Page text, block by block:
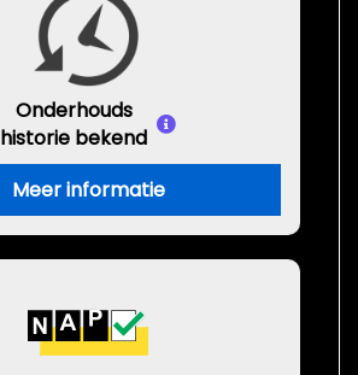
Onderhouds
historie bekend
Meer informatie